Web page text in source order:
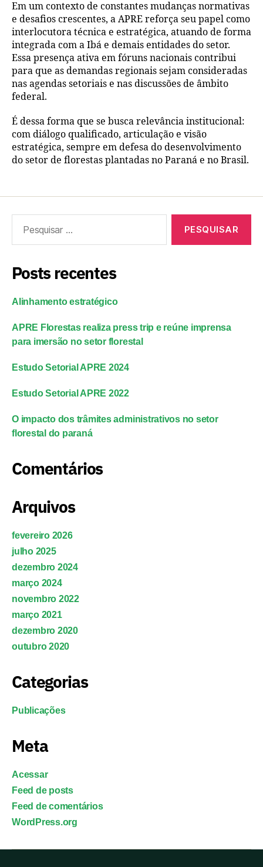
Em um contexto de constantes mudanças normativas
e desafios crescentes, a APRE reforça seu papel como
interlocutora técnica e estratégica, atuando de forma
integrada com a Ibá e demais entidades do setor.
Essa presença ativa em fóruns nacionais contribui
para que as demandas regionais sejam consideradas
nas agendas setoriais e nas discussões de âmbito
federal.
É dessa forma que se busca relevância institucional:
com diálogo qualificado, articulação e visão
estratégica, sempre em defesa do desenvolvimento
do setor de florestas plantadas no Paraná e no Brasil.
Posts recentes
Alinhamento estratégico
APRE Florestas realiza press trip e reúne imprensa
para imersão no setor florestal
Estudo Setorial APRE 2024
Estudo Setorial APRE 2022
O impacto dos trâmites administrativos no setor
florestal do paraná
Comentários
Arquivos
fevereiro 2026
julho 2025
dezembro 2024
março 2024
novembro 2022
março 2021
dezembro 2020
outubro 2020
Categorias
Publicações
Meta
Acessar
Feed de posts
Feed de comentários
WordPress.org